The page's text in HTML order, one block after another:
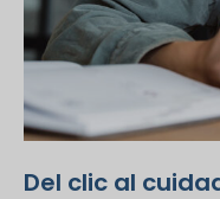
Del clic al